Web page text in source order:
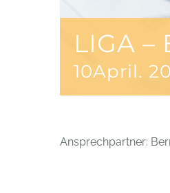
LIGA –
10April.
Ansprechpartner: